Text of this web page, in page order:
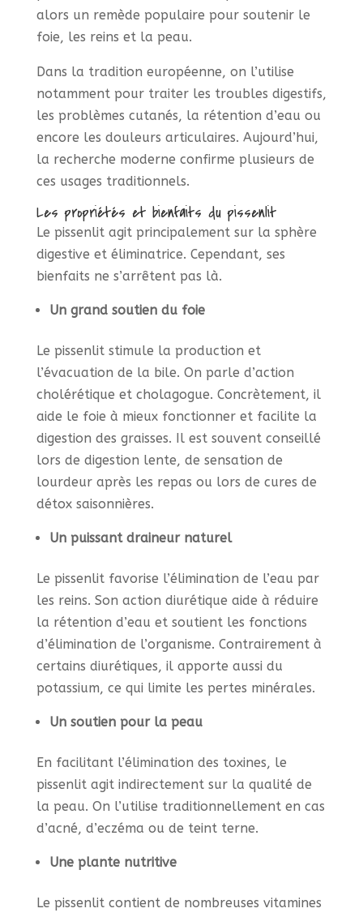
alors un remède populaire pour soutenir le
foie, les reins et la peau.
Dans la tradition européenne, on l’utilise
notamment pour traiter les troubles digestifs,
les problèmes cutanés, la rétention d’eau ou
encore les douleurs articulaires. Aujourd’hui,
la recherche moderne confirme plusieurs de
ces usages traditionnels.
Les propriétés et bienfaits du pissenlit
Le pissenlit agit principalement sur la sphère
digestive et éliminatrice. Cependant, ses
bienfaits ne s’arrêtent pas là.
Un grand soutien du foie
Le pissenlit stimule la production et
l’évacuation de la bile. On parle d’action
cholérétique et cholagogue. Concrètement, il
aide le foie à mieux fonctionner et facilite la
digestion des graisses. Il est souvent conseillé
lors de digestion lente, de sensation de
lourdeur après les repas ou lors de cures de
détox saisonnières.
Un puissant draineur naturel
Le pissenlit favorise l’élimination de l’eau par
les reins. Son action diurétique aide à réduire
la rétention d’eau et soutient les fonctions
d’élimination de l’organisme. Contrairement à
certains diurétiques, il apporte aussi du
potassium, ce qui limite les pertes minérales.
Un soutien pour la peau
En facilitant l’élimination des toxines, le
pissenlit agit indirectement sur la qualité de
la peau. On l’utilise traditionnellement en cas
d’acné, d’eczéma ou de teint terne.
Une plante nutritive
Le pissenlit contient de nombreuses vitamines